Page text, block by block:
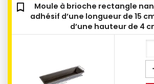
bookmark_outline
Moule à brioche rectangle
adhésif d’une longueur de 15
d’une hauteur de 4
bookmark_outline
bookmark_outline
bookmark_outline